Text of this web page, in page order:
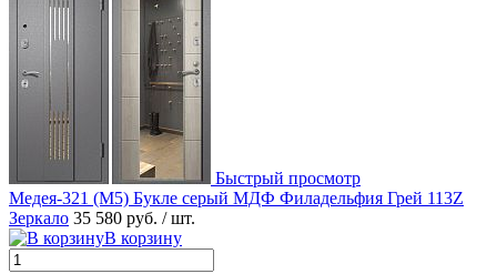
Быстрый просмотр
Медея-321 (М5) Букле серый МДФ Филадельфия Грей 113Z
Зеркало 35 580 руб. / шт.
В корзину